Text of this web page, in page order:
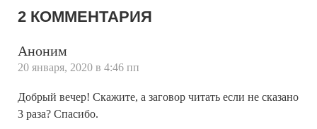
2 КОММЕНТАРИЯ
Аноним
20 января, 2020 в 4:46 пп
Добрый вечер! Скажите, а заговор читать если не сказано
3 раза? Спасибо.